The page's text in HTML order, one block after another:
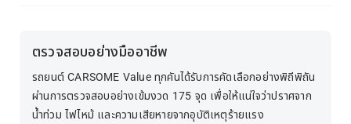
ตรวจสอบอย่างมืออาชีพ
รถยนต์ CARSOME Value ทุกคันได้รับการคัดเลือกอย่างพิถีพิถัน
ผ่านการตรวจสอบอย่างเข้มงวด 175 จุด เพื่อให้แน่ใจว่าปราศจาก
น้ำท่วม ไฟไหม้ และความเสียหายจากอุบัติเหตุร้ายแรง